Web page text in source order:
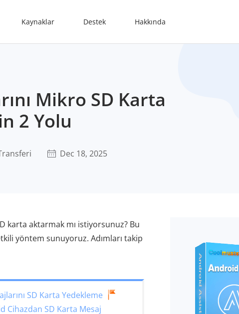
Kaynaklar Destek Hakkında
Mikro SD Karta
2 Yolu
Dec 18, 2025
karta aktarmak mı istiyorsunuz? Bu
yöntem sunuyoruz. Adımları takip
SD Karta Yedekleme
Cihazdan SD Karta Mesaj